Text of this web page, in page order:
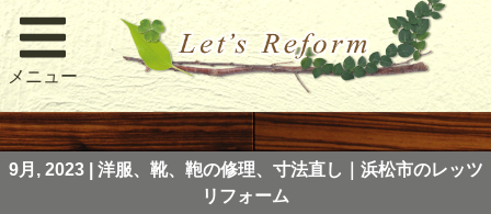
メニュー
9月, 2023 | 洋服、靴、鞄の修理、寸法直し｜浜松市のレッツ
リフォーム